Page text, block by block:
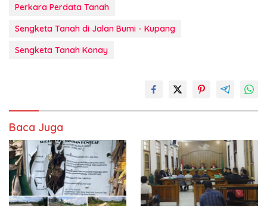
Perkara Perdata Tanah
Sengketa Tanah di Jalan Bumi - Kupang
Sengketa Tanah Konay
Baca Juga